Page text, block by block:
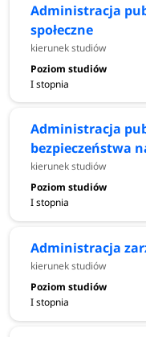
Administracja
społeczne
kierunek studiów
I stopnia
Administracja
bezpieczeństwa
kierunek studiów
I stopnia
Administracja
kierunek studiów
I stopnia